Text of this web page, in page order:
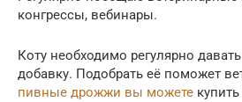
конгрессы, вебинары.
Коту необходимо регулярно
добавку. Подобрать её поможет
пивные дрожжи вы можете